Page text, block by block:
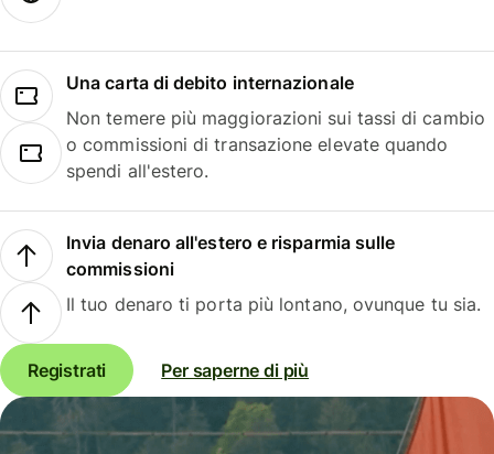
Una carta di debito internazionale
Non temere più maggiorazioni sui tassi di cambio
o commissioni di transazione elevate quando
spendi all'estero.
Invia denaro all'estero e risparmia sulle
commissioni
Il tuo denaro ti porta più lontano, ovunque tu sia.
Registrati Per saperne di più